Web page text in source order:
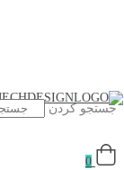
جستجو کردن
0